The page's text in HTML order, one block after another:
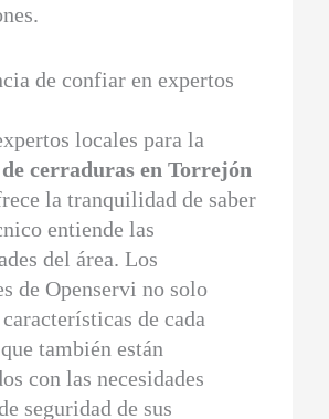
de confiar en expertos
locales para la
cerraduras en Torrejón
la tranquilidad de saber
entiende las
del área. Los
de Openservi no solo
de cada
también están
con las necesidades
seguridad de sus